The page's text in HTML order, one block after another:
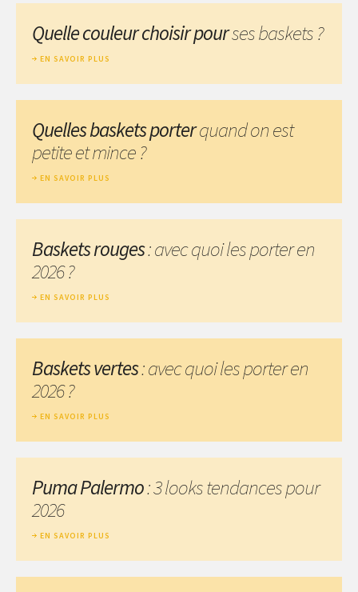
Quelle couleur choisir pourses baskets ?
EN SAVOIR PLUS
Quelles baskets porterquand on est
petite et mince ?
EN SAVOIR PLUS
Baskets rouges: avec quoi les porter en
2026 ?
EN SAVOIR PLUS
Baskets vertes: avec quoi les porter en
2026 ?
EN SAVOIR PLUS
Puma Palermo: 3 looks tendances pour
2026
EN SAVOIR PLUS